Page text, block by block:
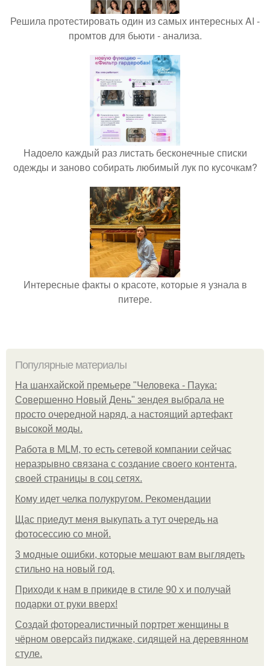
Решила протестировать один из самых интересных AI -
промтов для бьюти - анализа.
Надоело каждый раз листать бесконечные списки
одежды и заново собирать любимый лук по кусочкам?
Интересные факты о красоте, которые я узнала в
питере.
Популярные материалы
На шанхайской премьере "Человека - Паука:
Совершенно Новый День" зендея выбрала не
просто очередной наряд, а настоящий артефакт
высокой моды.
Работа в MLM, то есть сетевой компании сейчас
неразрывно связана с создание своего контента,
своей страницы в соц сетях.
Кому идет челка полукругом. Рекомендации
Щас приедут меня выкупать а тут очередь на
фотосессию со мной.
3 модные ошибки, которые мешают вам выглядеть
стильно на новый год.
Приходи к нам в прикиде в стиле 90 х и получай
подарки от руки вверх!
Создай фотореалистичный портрет женщины в
чёрном оверсайз пиджаке, сидящей на деревянном
стуле.